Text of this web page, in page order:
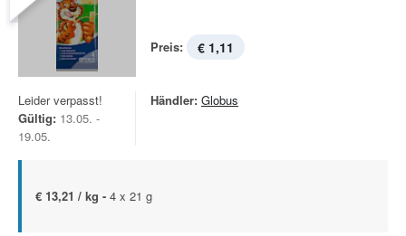
Preis: € 1,11
Leider verpasst!
Gültig: 13.05. -
19.05.
Händler: Globus
€ 13,21 / kg - 4 x 21 g